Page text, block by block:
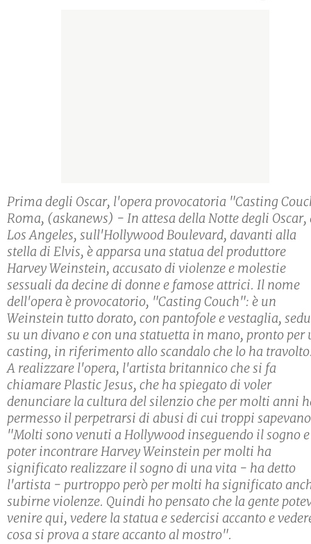
Prima degli Oscar, l'opera provocatoria "Casting
Roma, (askanews) - In attesa della Notte degli Oscar,
Los Angeles, sull'Hollywood Boulevard, davanti alla
stella di Elvis, è apparsa una statua del produttore
Harvey Weinstein, accusato di violenze e molestie
sessuali da decine di donne e famose attrici. Il nome
dell'opera è provocatorio, "Casting Couch": è un
Weinstein tutto dorato, con pantofole e vestaglia,
su un divano e con una statuetta in mano, pronto per
casting, in riferimento allo scandalo che lo ha
A realizzare l'opera, l'artista britannico che si fa
chiamare Plastic Jesus, che ha spiegato di voler
denunciare la cultura del silenzio che per molti anni
permesso il perpetrarsi di abusi di cui troppi
"Molti sono venuti a Hollywood inseguendo il sogno e
poter incontrare Harvey Weinstein per molti ha
significato realizzare il sogno di una vita - ha detto
l'artista - purtroppo però per molti ha significato
subirne violenze. Quindi ho pensato che la gente
venire qui, vedere la statua e sedercisi accanto e
cosa si prova a stare accanto al mostro".